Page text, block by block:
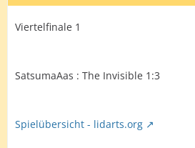
Viertelfinale 1
SatsumaAas : The Invisible 1:3
Spielübersicht - lidarts.org